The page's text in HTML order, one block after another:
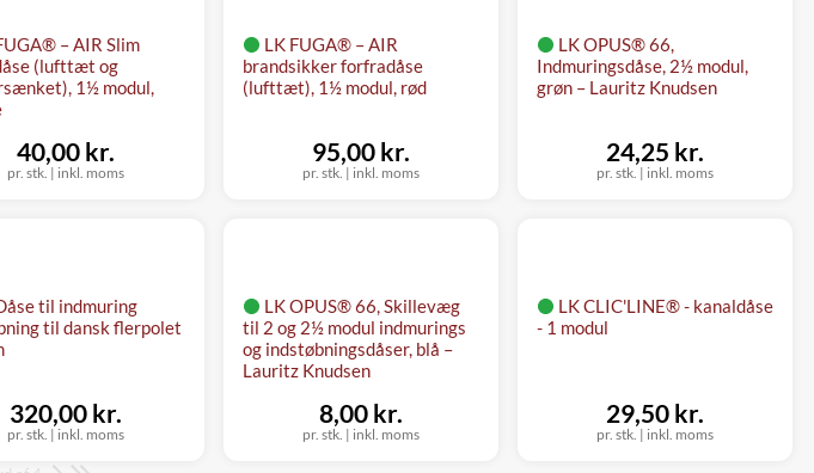
– AIR Slim
(lufttæt og
1½ modul,
pr. stk. | inkl. moms
40,00 kr.
LK FUGA® – AIR
brandsikker forfradåse
(lufttæt), 1½ modul, rød
pr. stk. | inkl. moms
95,00 kr.
LK OPUS® 66,
Indmuringsdåse, 2½ modul,
grøn – Lauritz Knudsen
pr. stk. | inkl. moms
24,25 kr.
til indmuring
til dansk flerpolet
pr. stk. | inkl. moms
320,00 kr.
LK OPUS® 66, Skillevæg
til 2 og 2½ modul indmurings
og indstøbningsdåser, blå –
Lauritz Knudsen
pr. stk. | inkl. moms
8,00 kr.
LK CLIC'LINE® - kanaldåse
- 1 modul
pr. stk. | inkl. moms
29,50 kr.